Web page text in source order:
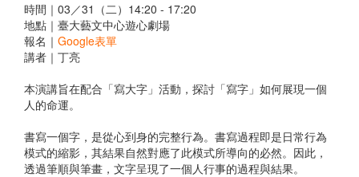
時間｜03／31（二）14:20 - 17:20
地點｜臺大藝文中心遊心劇場
報名｜ Google表單
講者｜丁亮
本演講旨在配合「寫大字」活動，探討「寫字」如何展現一個
人的命運。
書寫一個字，是從心到身的完整行為。書寫過程即是日常行為
模式的縮影，其結果自然對應了此模式所導向的必然。因此，
透過筆順與筆畫，文字呈現了一個人行事的過程與結果。